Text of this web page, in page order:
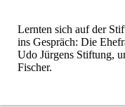
Lernten sich auf der
ins Gespräch: Die
Udo Jürgens Stiftung,
Fischer.